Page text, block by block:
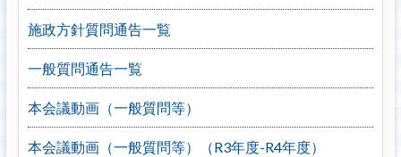
施政方針質問通告一覧
一般質問通告一覧
本会議動画（一般質問等）
本会議動画（一般質問等）（R3年度-R4年度）